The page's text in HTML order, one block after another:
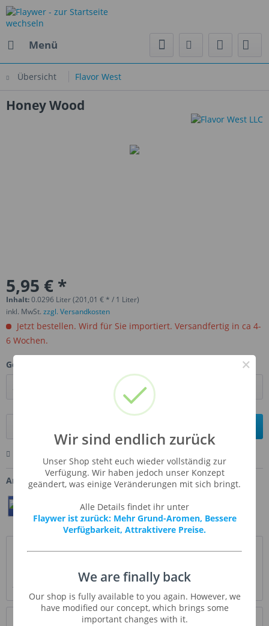
Menü
Übersicht Flavor West
Honey Wood
5,95 € *
Inhalt:0.0296 Liter (201,01 € * / 1 Liter)
inkl. MwSt. zzgl. Versandkosten
Jetzt bestellen. Wird für Sie importiert. Versandfertig in ca 4-
6 Wochen.
Gebinde:
Artikel-Nr.: FW-HOWO
Twittern Pin It
Beschreibung
Honiggeschmacks und einem Hauch von Holzgeschmack
für...
0
×
Wir sind endlich zurück
Unser Shop steht euch wieder vollständig zur
Verfügung. Wir haben jedoch unser Konzept
geändert, was einige Veränderungen mit sich bringt.
Alle Details findet ihr unter
Flaywer ist zurück: Mehr Grund-Aromen, Bessere
Verfügbarkeit, Attraktivere Preise.
We are finally back
Our shop is fully available to you again. However, we
have modified our concept, which brings some
important changes with it.